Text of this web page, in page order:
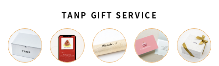
TANP GIFT SERVICE